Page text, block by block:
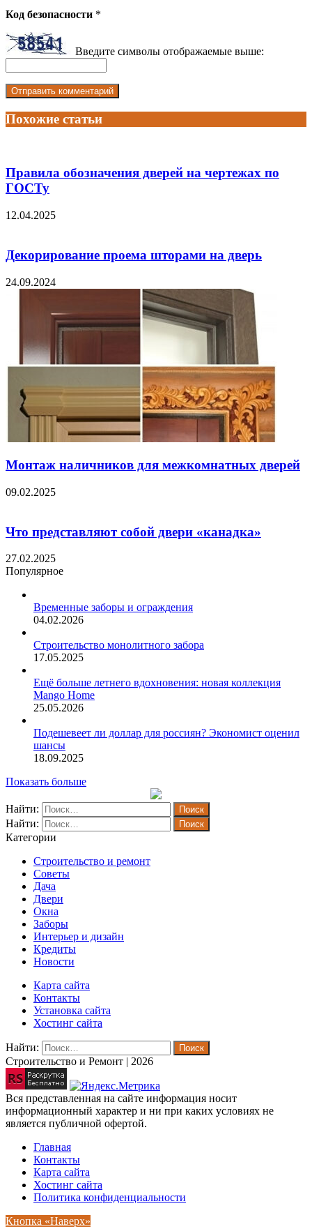
Код безопасности *
Введите символы отображаемые выше:
Похожие статьи
Правила обозначения дверей на чертежах по
ГОСТу
12.04.2025
Декорирование проема шторами на дверь
24.09.2024
Монтаж наличников для межкомнатных дверей
09.02.2025
Что представляют собой двери «канадка»
27.02.2025
Популярное
Временные заборы и ограждения
04.02.2026
Строительство монолитного забора
17.05.2025
Ещё больше летнего вдохновения: новая коллекция
Mango Home
25.05.2026
Подешевеет ли доллар для россиян? Экономист оценил
шансы
18.09.2025
Показать больше
Найти:
Найти:
Категории
Строительство и ремонт
Советы
Дача
Двери
Окна
Заборы
Интерьер и дизайн
Кредиты
Новости
Карта сайта
Контакты
Установка сайта
Хостинг сайта
Найти:
Строительство и Ремонт | 2026
Вся представленная на сайте информация носит
информационный характер и ни при каких условиях не
является публичной офертой.
Главная
Контакты
Карта сайта
Хостинг сайта
Политика конфиденциальности
Кнопка «Наверх»